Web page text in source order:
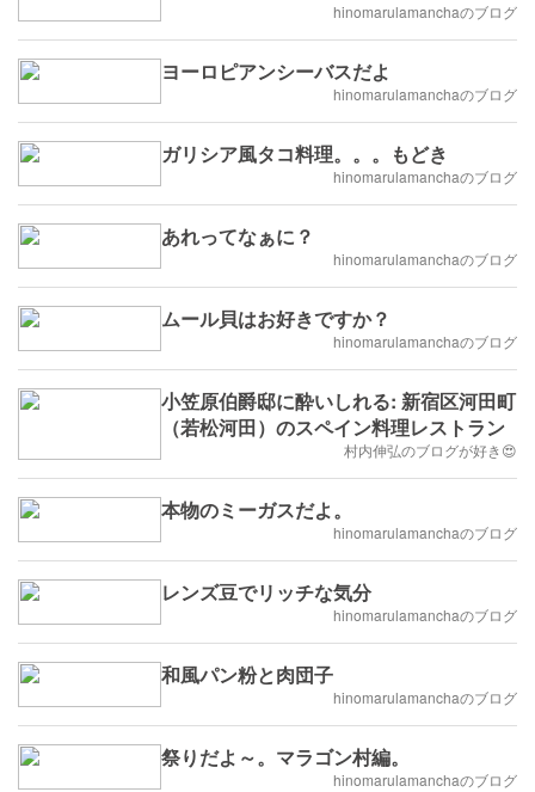
hinomarulamanchaのブログ
ヨーロピアンシーバスだよ
hinomarulamanchaのブログ
ガリシア風タコ料理。。。もどき
hinomarulamanchaのブログ
あれってなぁに？
hinomarulamanchaのブログ
ムール貝はお好きですか？
hinomarulamanchaのブログ
小笠原伯爵邸に酔いしれる: 新宿区河田町
（若松河田）のスペイン料理レストラン
村内伸弘のブログが好き😍
本物のミーガスだよ。
hinomarulamanchaのブログ
レンズ豆でリッチな気分
hinomarulamanchaのブログ
和風パン粉と肉団子
hinomarulamanchaのブログ
祭りだよ～。マラゴン村編。
hinomarulamanchaのブログ